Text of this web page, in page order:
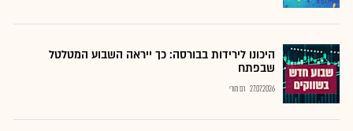
היכונו לירידות בבורסה: כך ייראה השבוע המטלטל
שבפתח
27.07.2026 רם מורי